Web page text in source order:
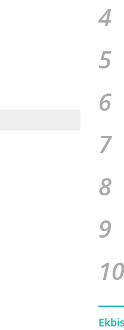
4
5
6
7
8
9
10